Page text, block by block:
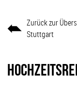
Zurück zur
Stuttgart